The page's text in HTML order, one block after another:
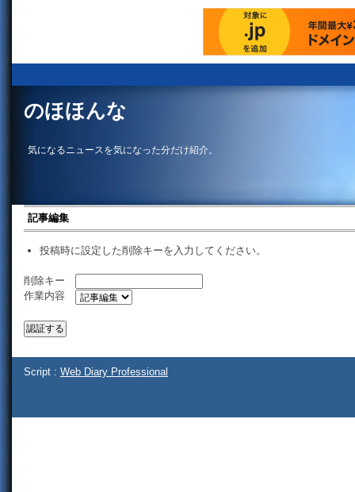
のほほんな
気になるニュースを気になった分だけ紹介。
記事編集
投稿時に設定した削除キーを入力してください。
削除キー
作業内容
Script : Web Diary Professional